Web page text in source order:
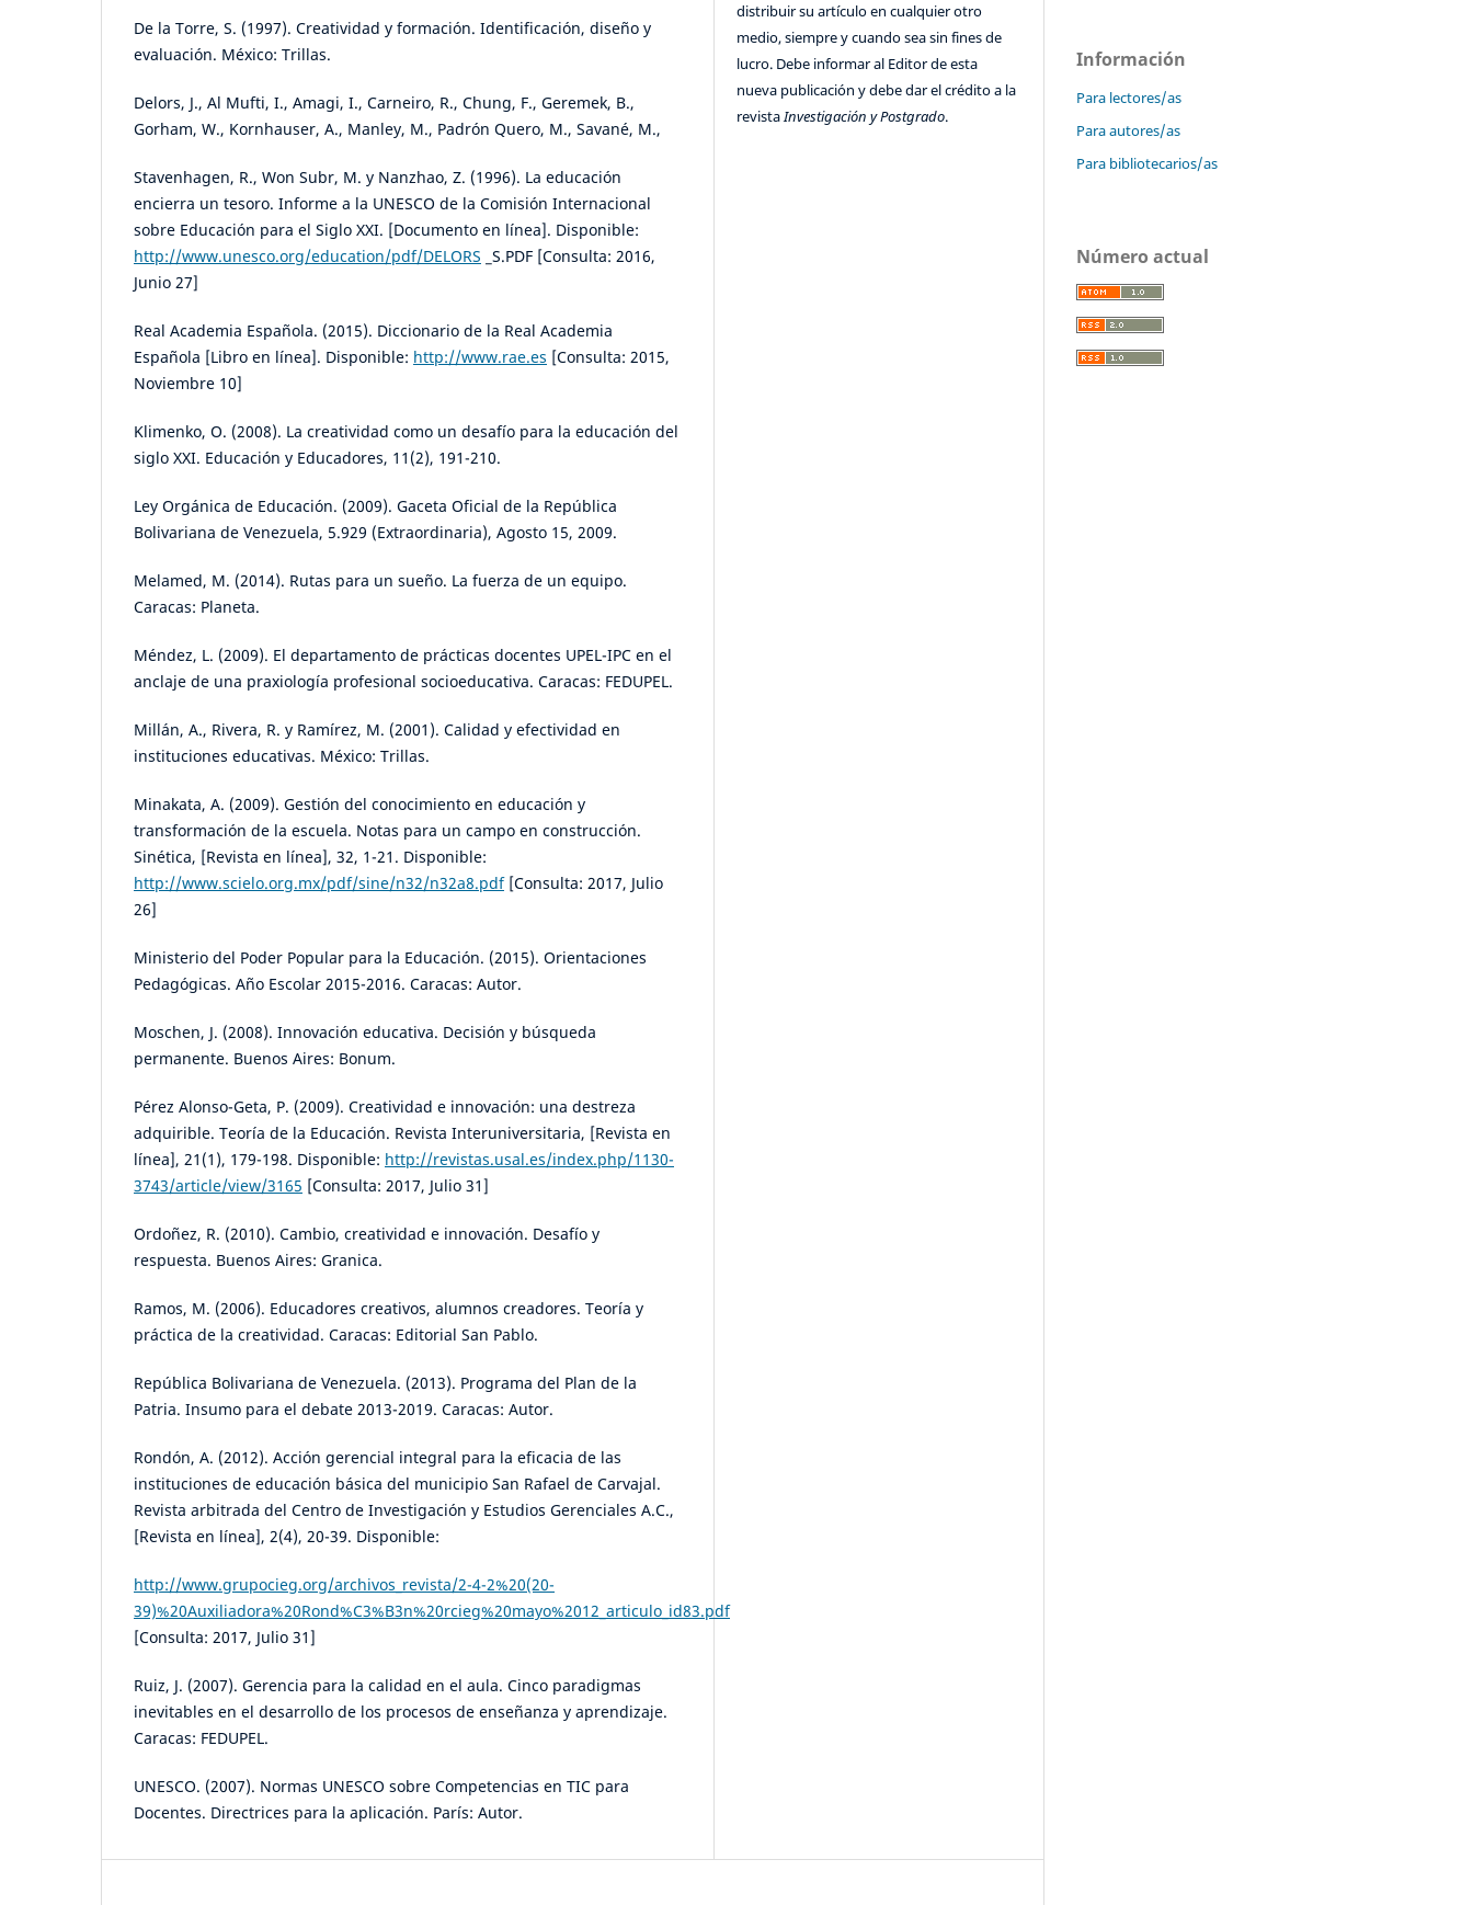
De la Torre, S. (1997). Creatividad y formación. Identificación, diseño y
evaluación. México: Trillas.
Delors, J., Al Mufti, I., Amagi, I., Carneiro, R., Chung, F., Geremek, B.,
Gorham, W., Kornhauser, A., Manley, M., Padrón Quero, M., Savané, M.,
Stavenhagen, R., Won Subr, M. y Nanzhao, Z. (1996). La educación
encierra un tesoro. Informe a la UNESCO de la Comisión Internacional
sobre Educación para el Siglo XXI. [Documento en línea]. Disponible:
http://www.unesco.org/education/pdf/DELORS _S.PDF [Consulta: 2016,
Junio 27]
Real Academia Española. (2015). Diccionario de la Real Academia
Española [Libro en línea]. Disponible: http://www.rae.es [Consulta: 2015,
Noviembre 10]
Klimenko, O. (2008). La creatividad como un desafío para la educación del
siglo XXI. Educación y Educadores, 11(2), 191-210.
Ley Orgánica de Educación. (2009). Gaceta Oficial de la República
Bolivariana de Venezuela, 5.929 (Extraordinaria), Agosto 15, 2009.
Melamed, M. (2014). Rutas para un sueño. La fuerza de un equipo.
Caracas: Planeta.
Méndez, L. (2009). El departamento de prácticas docentes UPEL-IPC en el
anclaje de una praxiología profesional socioeducativa. Caracas: FEDUPEL.
Millán, A., Rivera, R. y Ramírez, M. (2001). Calidad y efectividad en
instituciones educativas. México: Trillas.
Minakata, A. (2009). Gestión del conocimiento en educación y
transformación de la escuela. Notas para un campo en construcción.
Sinética, [Revista en línea], 32, 1-21. Disponible:
http://www.scielo.org.mx/pdf/sine/n32/n32a8.pdf[Consulta: 2017, Julio
26]
Ministerio del Poder Popular para la Educación. (2015). Orientaciones
Pedagógicas. Año Escolar 2015-2016. Caracas: Autor.
Moschen, J. (2008). Innovación educativa. Decisión y búsqueda
permanente. Buenos Aires: Bonum.
Pérez Alonso-Geta, P. (2009). Creatividad e innovación: una destreza
adquirible. Teoría de la Educación. Revista Interuniversitaria, [Revista en
línea], 21(1), 179-198. Disponible: http://revistas.usal.es/index.php/1130-
3743/article/view/3165 [Consulta: 2017, Julio 31]
Ordoñez, R. (2010). Cambio, creatividad e innovación. Desafío y
respuesta. Buenos Aires: Granica.
Ramos, M. (2006). Educadores creativos, alumnos creadores. Teoría y
práctica de la creatividad. Caracas: Editorial San Pablo.
República Bolivariana de Venezuela. (2013). Programa del Plan de la
Patria. Insumo para el debate 2013-2019. Caracas: Autor.
Rondón, A. (2012). Acción gerencial integral para la eficacia de las
instituciones de educación básica del municipio San Rafael de Carvajal.
Revista arbitrada del Centro de Investigación y Estudios Gerenciales A.C.,
[Revista en línea], 2(4), 20-39. Disponible:
http://www.grupocieg.org/archivos_revista/2-4-2%20(20-
39)%20Auxiliadora%20Rond%C3%B3n%20rcieg%20mayo%2012_articulo_id83.pdf
[Consulta: 2017, Julio 31]
Ruiz, J. (2007). Gerencia para la calidad en el aula. Cinco paradigmas
inevitables en el desarrollo de los procesos de enseñanza y aprendizaje.
Caracas: FEDUPEL.
UNESCO. (2007). Normas UNESCO sobre Competencias en TIC para
Docentes. Directrices para la aplicación. París: Autor.
distribuir su artículo en cualquier otro
medio, siempre y cuando sea sin fines de
lucro. Debe informar al Editor de esta
nueva publicación y debe dar el crédito a la
revistaInvestigación y Postgrado.
Información
Para lectores/as
Para autores/as
Para bibliotecarios/as
Número actual